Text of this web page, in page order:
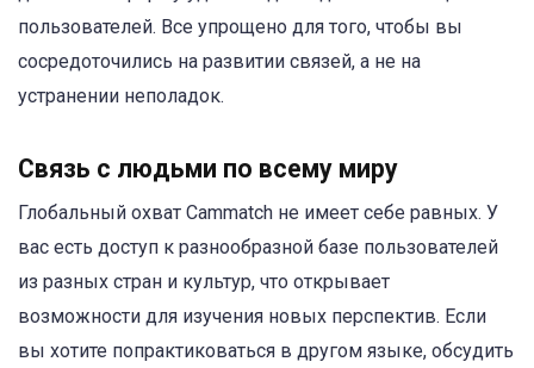
пользователей. Все упрощено для того, чтобы вы
сосредоточились на развитии связей, а не на
устранении неполадок.
Связь с людьми по всему миру
Глобальный охват Cammatch не имеет себе равных. У
вас есть доступ к разнообразной базе пользователей
из разных стран и культур, что открывает
возможности для изучения новых перспектив. Если
вы хотите попрактиковаться в другом языке, обсудить